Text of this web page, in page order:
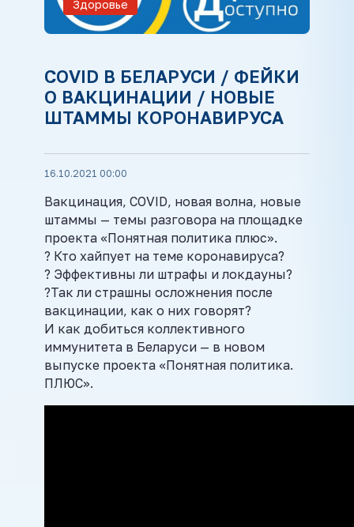
Здоровье
COVID В БЕЛАРУСИ / ФЕЙКИ
О ВАКЦИНАЦИИ / НОВЫЕ
ШТАММЫ КОРОНАВИРУСА
16.10.2021 00:00
Вакцинация, COVID, новая волна, новые
штаммы — темы разговора на площадке
проекта «Понятная политика плюс».
? Кто хайпует на теме коронавируса?
? Эффективны ли штрафы и локдауны?
?Так ли страшны осложнения после
вакцинации, как о них говорят?
И как добиться коллективного
иммунитета в Беларуси — в новом
выпуске проекта «Понятная политика.
ПЛЮС».